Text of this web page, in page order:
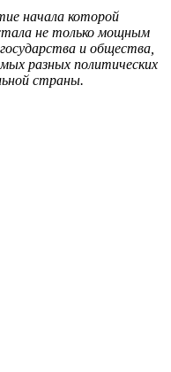
начала которой
не только мощным
и общества,
разных политических
й страны.